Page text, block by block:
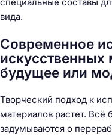
вида.
Современное
искусственных
будущее или
Творческий подход к
материалов растет. Всё
задумываются о